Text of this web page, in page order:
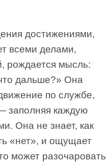
достижениями,
всеми делами,
рождается мысль:
дальше?» Она
по службе,
заполняя каждую
Она не знает, как
«нет», и ощущает
может разочаровать